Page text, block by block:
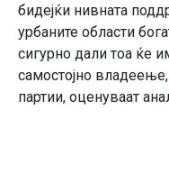
бидејќи нивната
урбаните области
сигурно дали тоа ќе
самостојно
партии, оценуваат